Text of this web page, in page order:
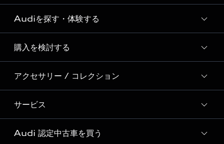
Audi ブランド
Story of Progress
Audi Sport
Formula 1®
デジタルサービス
Audiを探す・体験する
ディーラー検索
新車在庫検索
試乗車・展示車検索
見積り依頼
試乗予約
購入を検討する
モデル一覧
特別仕様モデル / 限定モデル
e-tronラインアップ
価格シミュレーション
アクセサリー / コレクション
純正アクセサリー
オンラインショップ
サービス
サービス入庫予約
Audi 認定中古車を買う